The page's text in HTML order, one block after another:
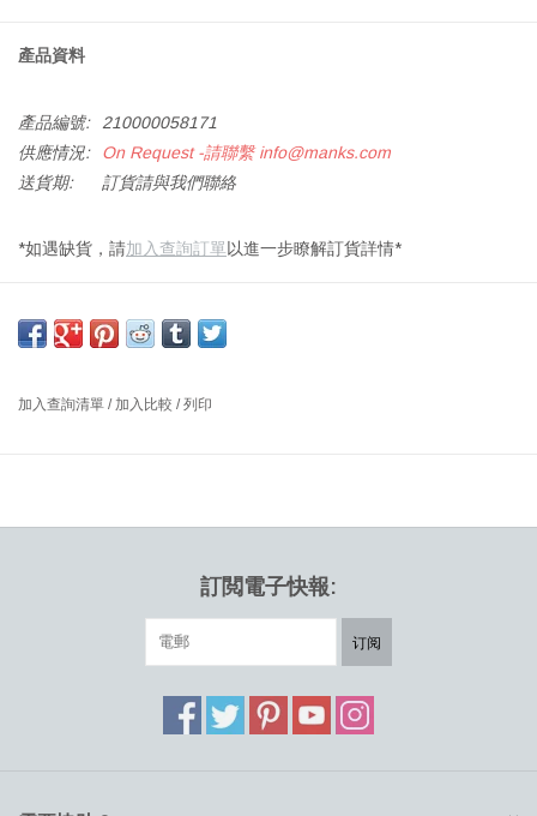
產品資料
產品編號:
210000058171
供應情況:
On Request -請聯繫info@manks.com
送貨期:
訂貨請與我們聯絡
*如遇缺貨，請加入查詢訂單以進一步瞭解訂貨詳情*
墊
尺寸：寬60 x 深40 x 高46 厘米
加入查詢清單 / 加入比較 /列印
訂閲電子快報:
订阅